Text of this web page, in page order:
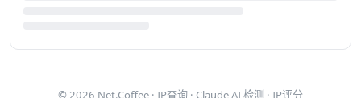
© 2026 Net.Coffee · IP查询 · Claude AI 检测 · IP评分